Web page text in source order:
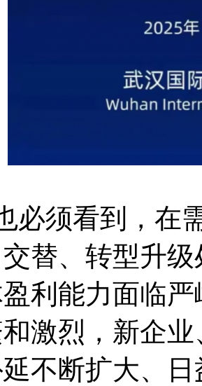
须看到，在
替、转型升
利能力面临
和激烈，新企
不断扩大、